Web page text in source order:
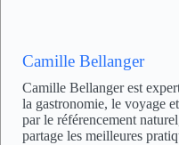
Camille Bellanger
Camille Bellanger est
la gastronomie, le voyage
par le référencement
partage les meilleures